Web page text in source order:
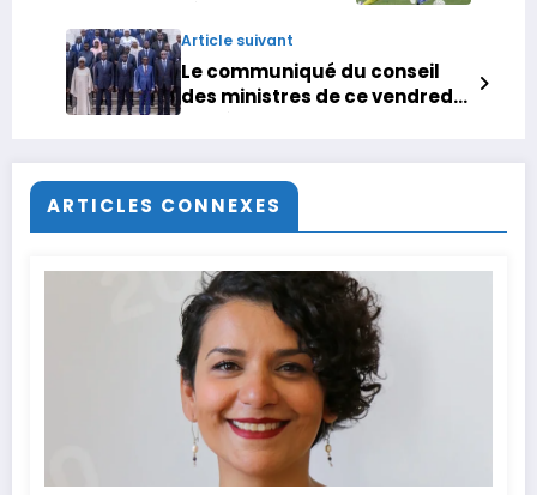
dépens de l’Afrique du Sud
Article suivant
Le communiqué du conseil
des ministres de ce vendredi
ARTICLES CONNEXES